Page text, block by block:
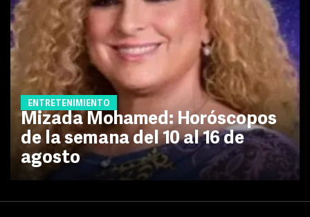
ENTRETENIMIENTO
Mizada Mohamed: Horóscopos
de la semana del 10 al 16 de
agosto